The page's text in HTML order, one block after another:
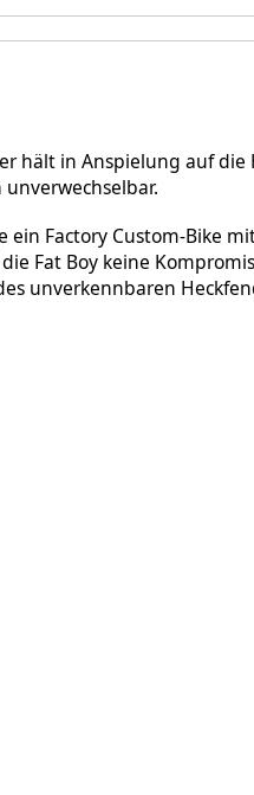
hält in Anspielung auf
ein Factory Custom-Bike
Fat Boy keine
unverkennbaren